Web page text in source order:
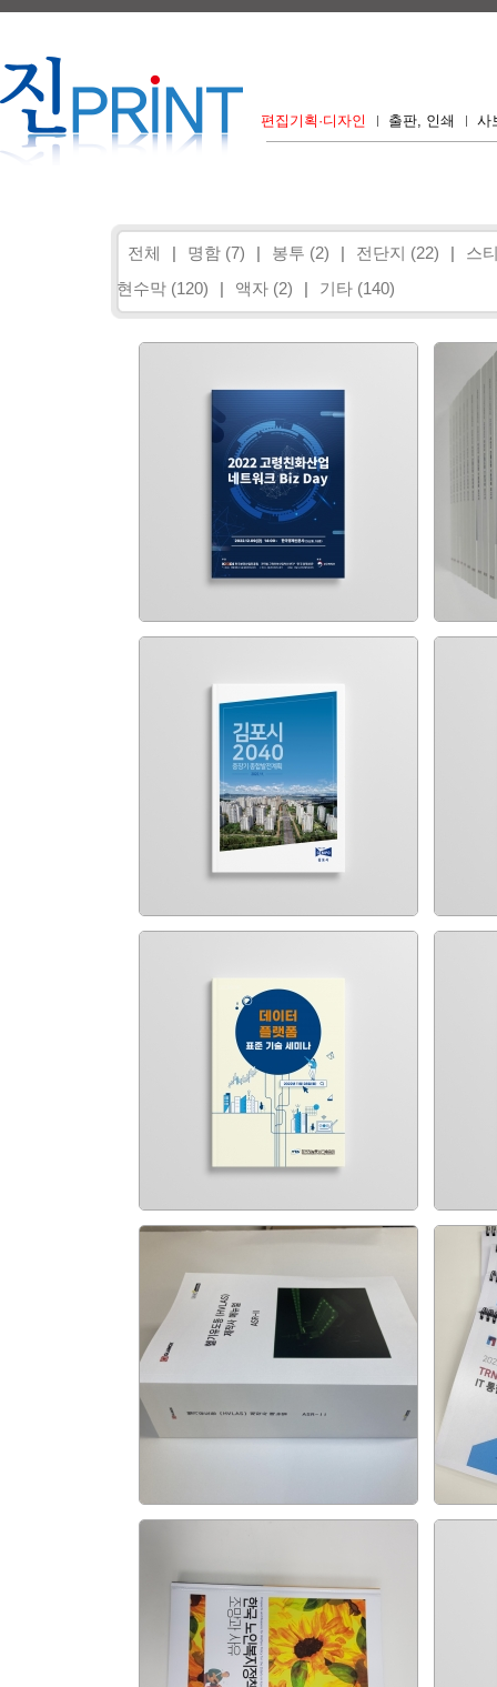
편집기획·디자인 출판, 인쇄 사
전체 | 명함 (7) | 봉투 (2) | 전단지 (22) |
스
현수막 (120)
| 액자 (2) | 기타 (140)